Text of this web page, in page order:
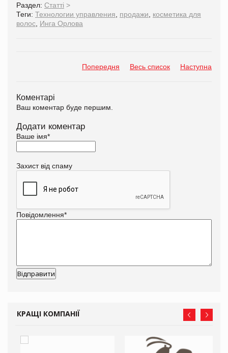
Раздел: Статті >
Теги: Технологии управления продажи
косметика для
волос Инга Орлова
Попередня Весь список Наступна
Коментарі
Ваш коментар буде першим.
Додати коментар
Ваше імя*
Захист від спаму
Повідомлення*
КРАЩІ КОМПАНІЇ